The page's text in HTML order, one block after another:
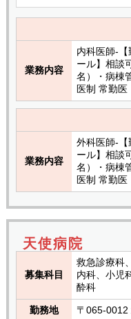
業務内容
内科医師-
ール】相談
名）・病棟
医制 常勤医
業務内容
外科医師-
ール】相談
名）・病棟
医制 常勤医
天使病院
募集科目
救急診療科
内科、小児
酔科
勤務地 〒065-0012